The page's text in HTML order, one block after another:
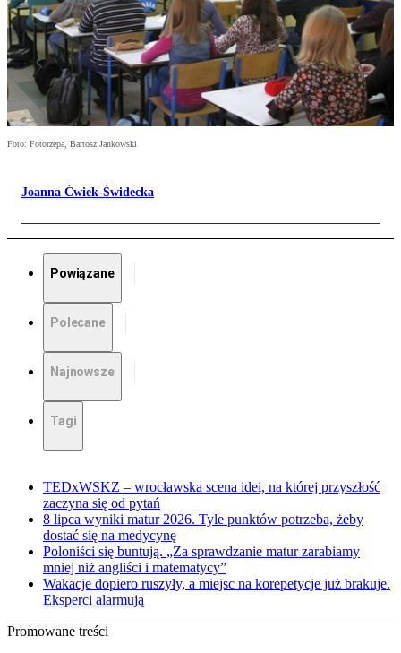
Foto: Fotorzepa, Bartosz Jankowski
Joanna Ćwiek-Świdecka
Powiązane
Polecane
Najnowsze
Tagi
TEDxWSKZ – wrocławska scena idei, na której przyszłość
zaczyna się od pytań
8 lipca wyniki matur 2026. Tyle punktów potrzeba, żeby
dostać się na medycynę
Poloniści się buntują. „Za sprawdzanie matur zarabiamy
mniej niż angliści i matematycy”
Wakacje dopiero ruszyły, a miejsc na korepetycje już brakuje.
Eksperci alarmują
Promowane treści